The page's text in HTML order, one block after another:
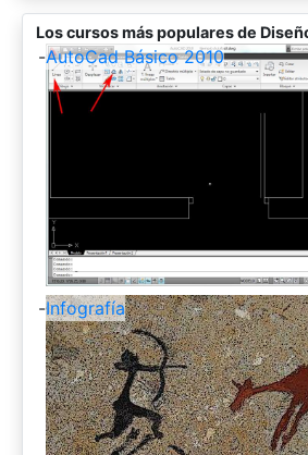
Los cursos más populares de
-AutoCad Básico 2010
-Infografía